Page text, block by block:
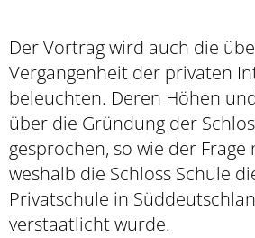
Der Vortrag wird auch die
Vergangenheit der privaten
beleuchten. Deren Höhen
über die Gründung der
gesprochen, so wie der Frage
weshalb die Schloss Schule
Privatschule in
verstaatlicht wurde.